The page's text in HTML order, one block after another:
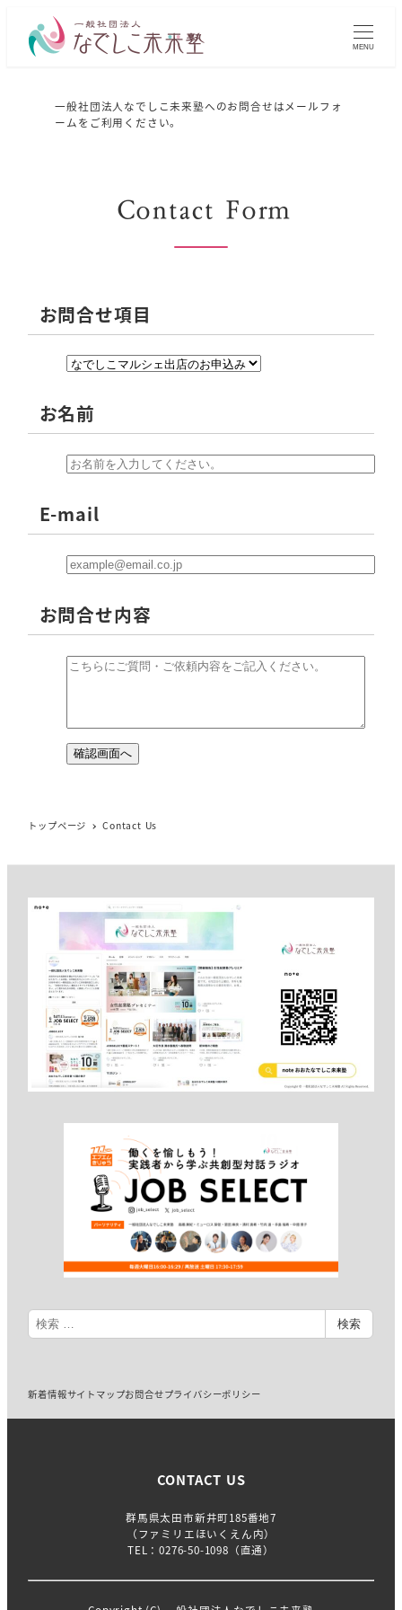
MENU
一般社団法人なでしこ未来塾へのお問合せはメールフォ
ームをご利用ください。
Contact Form
お問合せ項目
お名前
E-mail
お問合せ内容
トップページ Contact Us
検
索
検索
新着情報サイトマップお問合せプライバシーポリシー
CONTACT US
群馬県太田市新井町185番地7
（ファミリエほいくえん内）
TEL：0276-50-1098 （直通）